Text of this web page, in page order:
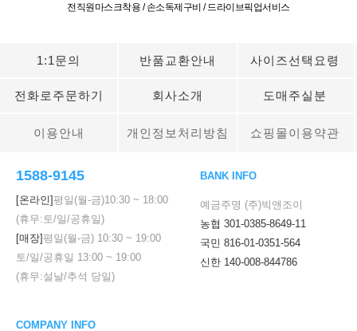
전직원마스크착용 / 손소독제구비 / 드라이브픽업서비스
1:1문의 반품교환안내 사이즈선택요령
전화로주문하기 회사소개 도매주실분
이용안내 개인정보처리방침 쇼핑몰이용약관
1588-9145
[온라인]평일(월-금)10:30 ~ 18:00
(휴무:토/일/공휴일)
[매장]평일(월-금) 10:30 ~ 19:00
토/일/공휴일 13:00 ~ 19:00
(휴무:설날/추석 당일)
BANK INFO
예금주명 (주)빅앤조이
농협 301-0385-8649-11
국민 816-01-0351-564
신한 140-008-844786
COMPANY INFO